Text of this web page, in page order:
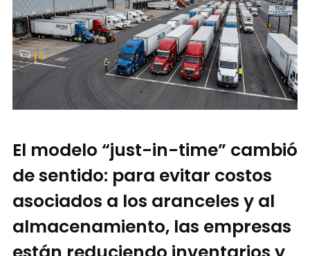
El modelo “just-in-time” cambió
de sentido: para evitar costos
asociados a los aranceles y al
almacenamiento, las empresas